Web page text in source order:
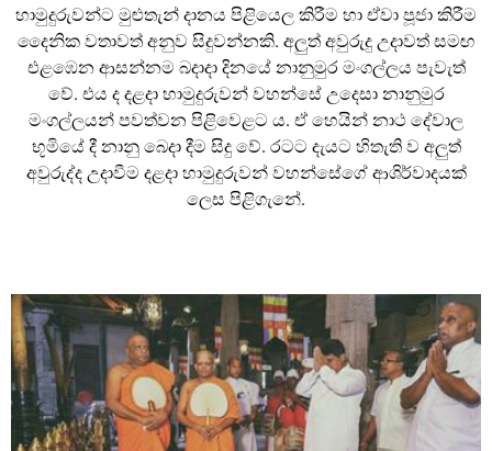
හාමුදුරුවන්ට මුළුතැන් දානය පිළියෙල කිරීම හා ඒවා පූජා කිරීම
දෛනික වතාවත් අනුව සිදුවන්නකි. අලුත් අවුරුදු උදාවත් සමඟ
‍එළඹෙන ආසන්නම බදාදා දිනයේ නානුමුර මංගල්ලය පැවැත්
වේ. එය ද දළදා හාමුදුරුවන් වහන්සේ උදෙසා නානුමුර
මංගල්ලයන් පවත්වන පිළිවෙළට ය. ඒ හෙයින් නාථ දේවාල
භූමියේ දී නානු බෙදා දීම සිදු වේ. රටට දැයට හිතැති ව අලුත්
අවුරුද්ද උදාවීම දළදා හාමුදුරුවන් වහන්සේගේ ආශිර්වාදයක්
ලෙස පිළිගැනේ.